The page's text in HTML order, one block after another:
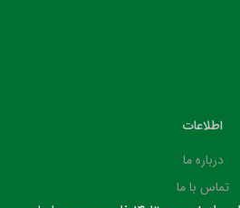
اطلاعات
درباره ما
تماس با ما